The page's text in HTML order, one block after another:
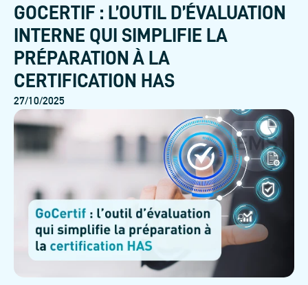
GOCERTIF : L’OUTIL D’ÉVALUATION
INTERNE QUI SIMPLIFIE LA
PRÉPARATION À LA
CERTIFICATION HAS
27/10/2025